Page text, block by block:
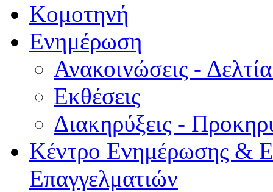
Κομοτηνή
Ενημέρωση
Ανακοινώσεις -
Εκθέσεις
Διακηρύξεις -
Κέντρο Ενημέρωσης &
Επαγγελματιών